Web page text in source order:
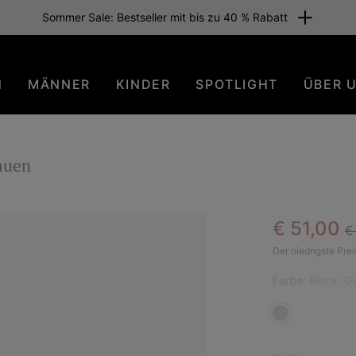
Sommer Sale: Bestseller mit bis zu 40 % Rabatt
MÄNNER KINDER SPOTLIGHT ÜBER
Sale
€ 51,00
Der niedrigste